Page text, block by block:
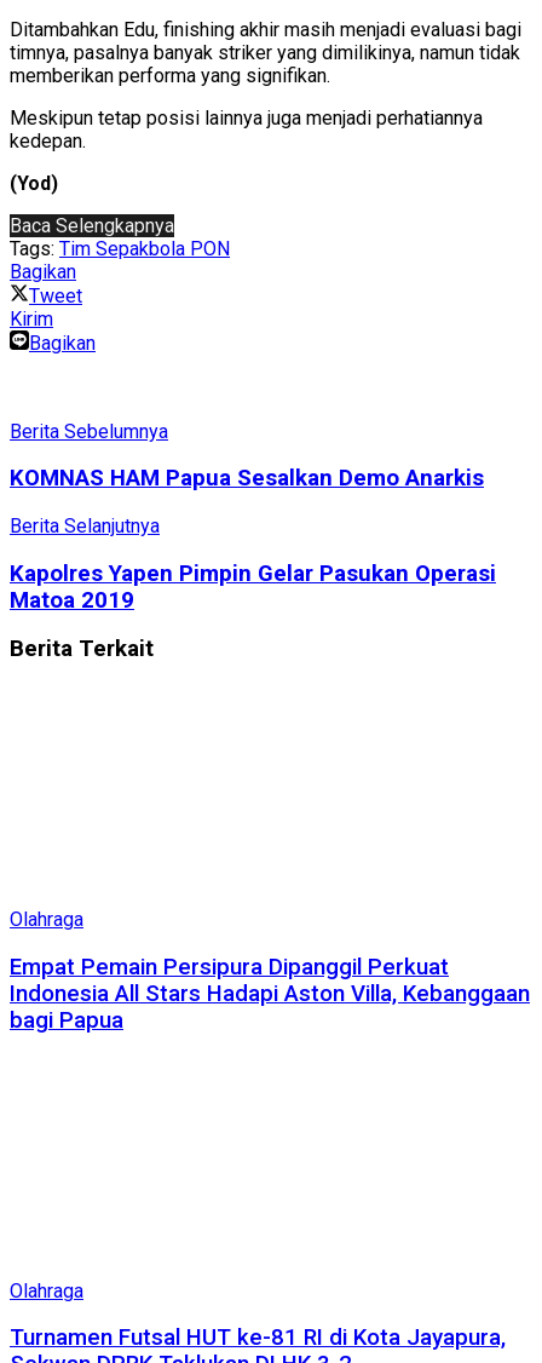
Ditambahkan Edu, finishing akhir masih menjadi evaluasi bagi
timnya, pasalnya banyak striker yang dimilikinya, namun tidak
memberikan performa yang signifikan.
Meskipun tetap posisi lainnya juga menjadi perhatiannya
kedepan.
(Yod)
Baca Selengkapnya
Tags: Tim Sepakbola PON
Bagikan
Tweet
Kirim
Bagikan
Berita Sebelumnya
KOMNAS HAM Papua Sesalkan Demo Anarkis
Berita Selanjutnya
Kapolres Yapen Pimpin Gelar Pasukan Operasi
Matoa 2019
Berita Terkait
Olahraga
Empat Pemain Persipura Dipanggil Perkuat
Indonesia All Stars Hadapi Aston Villa, Kebanggaan
bagi Papua
Olahraga
Turnamen Futsal HUT ke-81 RI di Kota Jayapura,